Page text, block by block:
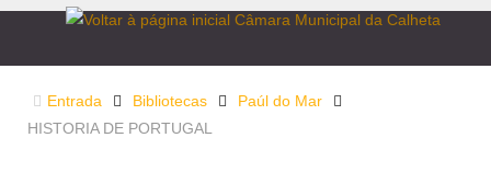
Entrada Bibliotecas
Paúl do Mar
HISTORIA DE PORTUGAL